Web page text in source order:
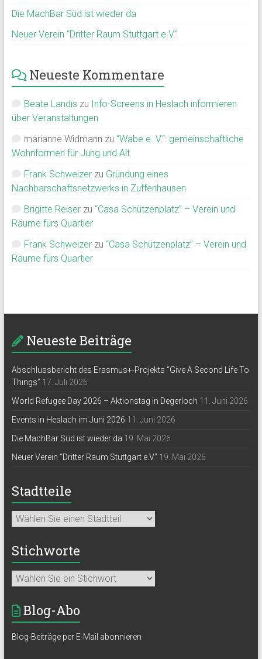
Die MachBar Süd ist wieder da
Neuer Verein “Dritter Raum Stuttgart e.V.”
Neueste Kommentare
Beate Landis zu Info-Screens in Heslach informieren
über Veranstaltungen
marianne Widmann zu “Wabe e. V.“: gemeinschaftliche
Wohnformen für Jung und Alt
Frank Schweizerzu Gründung eines
Nachbarschaftsnetzwerks in Zuffenhausen
Brigitte Reiserzu “Casa Schützenplatz” – Verein und
Räume fürs Quartier
Frank Schweizerzu “Casa Schützenplatz” – Verein und
Räume fürs Quartier
Neueste Beiträge
Abschlussbericht des Erasmus+-Projekts “Give A Second Life To
Things” 17. Juli 2026
World Refugee Day 2026 – Aktionstag in Degerloch 11. Juni 2026
Events in Heslach im Juni 2026 11. Juni 2026
Die MachBar Süd ist wieder da 19. Mai 2026
Neuer Verein “Dritter Raum Stuttgart e.V.” 19. Mai 2026
Stadtteile
Stichworte
Blog-Abo
Blog-Beiträge per E-Mail abonnieren